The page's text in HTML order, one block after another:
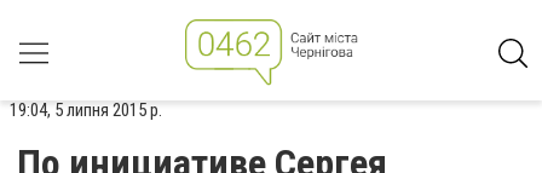
19:04, 5 липня 2015 р.
По инициативе Сергея